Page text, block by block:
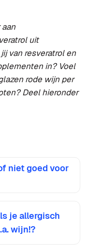
uit
van resveratrol en
in? Voel
rode wijn per
Deel hieronder
niet goed voor
je allergisch
wijn!?